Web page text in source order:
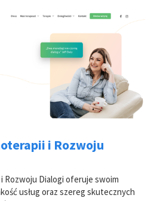
i Rozwoju
Rozwoju Dialogi oferuje swoim
usług oraz szereg skutecznych